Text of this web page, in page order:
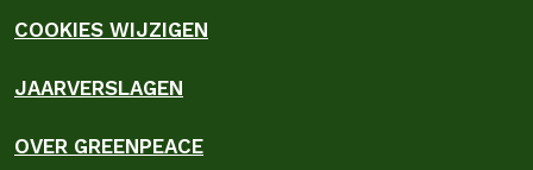
COOKIES WIJZIGEN
JAARVERSLAGEN
OVER GREENPEACE